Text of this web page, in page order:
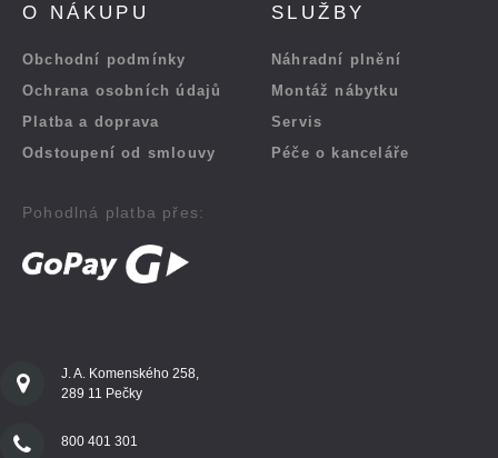
O NÁKUPU
Obchodní podmínky
Ochrana osobních údajů
Platba a doprava
Odstoupení od smlouvy
Pohodlná platba přes:
SLUŽBY
Náhradní plnění
Montáž nábytku
Servis
Péče o kanceláře
J. A. Komenského 258,
289 11 Pečky
800 401 301